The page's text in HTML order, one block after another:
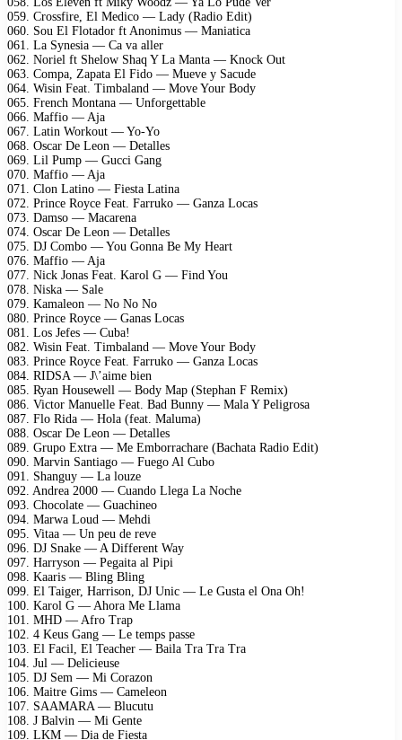
059. Crossfire, El Medico — Lady (Radio Edit)
060. Sou El Flotador ft Anonimus — Maniatica
061. La Synesia — Ca va aller
062. Noriel ft Shelow Shaq Y La Manta — Knock Out
063. Compa, Zapata El Fido — Mueve y Sacude
064. Wisin Feat. Timbaland — Move Your Body
065. French Montana — Unforgettable
066. Maffio — Aja
067. Latin Workout — Yo-Yo
068. Oscar De Leon — Detalles
069. Lil Pump — Gucci Gang
070. Maffio — Aja
071. Clon Latino — Fiesta Latina
072. Prince Royce Feat. Farruko — Ganza Locas
073. Damso — Macarena
074. Oscar De Leon — Detalles
075. DJ Combo — You Gonna Be My Heart
076. Maffio — Aja
077. Nick Jonas Feat. Karol G — Find You
078. Niska — Sale
079. Kamaleon — No No No
080. Prince Royce — Ganas Locas
081. Los Jefes — Cuba!
082. Wisin Feat. Timbaland — Move Your Body
083. Prince Royce Feat. Farruko — Ganza Locas
084. RIDSA — J\’aime bien
085. Ryan Housewell — Body Map (Stephan F Remix)
086. Victor Manuelle Feat. Bad Bunny — Mala Y Peligrosa
087. Flo Rida — Hola (feat. Maluma)
088. Oscar De Leon — Detalles
089. Grupo Extra — Me Emborrachare (Bachata Radio Edit)
090. Marvin Santiago — Fuego Al Cubo
091. Shanguy — La louze
092. Andrea 2000 — Cuando Llega La Noche
093. Chocolate — Guachineo
094. Marwa Loud — Mehdi
095. Vitaa — Un peu de reve
096. DJ Snake — A Different Way
097. Harryson — Pegaita al Pipi
098. Kaaris — Bling Bling
099. El Taiger, Harrison, DJ Unic — Le Gusta el Ona Oh!
100. Karol G — Ahora Me Llama
101. MHD — Afro Trap
102. 4 Keus Gang — Le temps passe
103. El Facil, El Teacher — Baila Tra Tra Tra
104. Jul — Delicieuse
105. DJ Sem — Mi Corazon
106. Maitre Gims — Cameleon
107. SAAMARA — Blucutu
108. J Balvin — Mi Gente
109. LKM — Dia de Fiesta